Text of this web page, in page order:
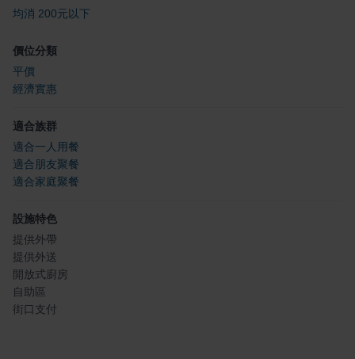
均消 200元以下
價位分類
平價
經濟實惠
適合族群
適合一人用餐
適合朋友聚餐
適合家庭聚餐
設施特色
提供外帶
提供外送
開放式廚房
自助區
街口支付